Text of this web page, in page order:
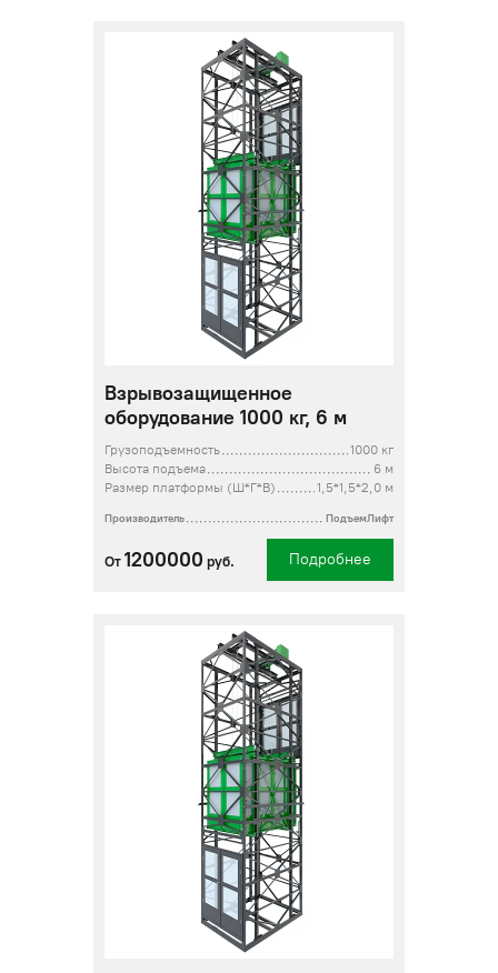
Взрывозащищенное
оборудование 1000 кг, 6 м
Грузоподъемность
1000 кг
Высота подъема
6 м
Размер платформы (Ш*Г*В)
1,5*1,5*2,0 м
Производитель ПодъемЛифт
От 1200000 руб. Подробнее